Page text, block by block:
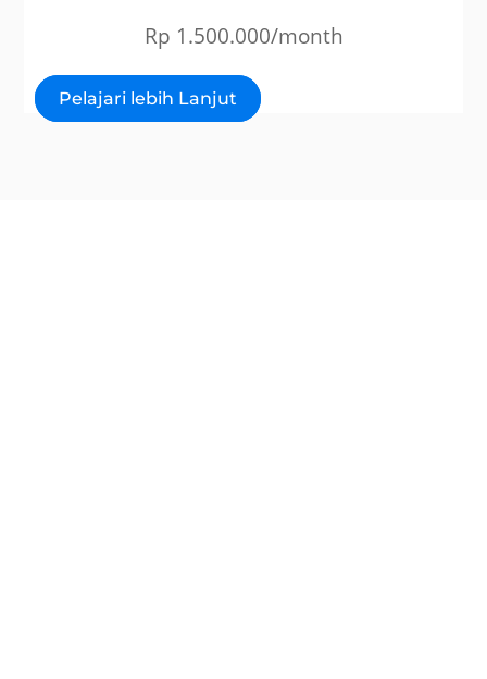
Rp 1.500.000/month
Pelajari lebih Lanjut